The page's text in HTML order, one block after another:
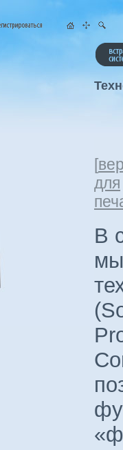
[
для
В